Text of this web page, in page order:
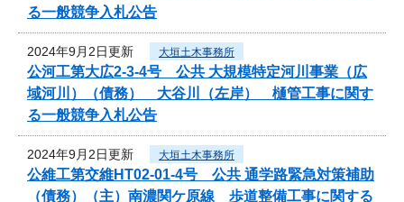
る一般競争入札公告
2024年9月2日更新 大垣土木事務所
公河工第大広2-3-4号 公共 大規模特定河川事業（広
域河川）（債務） 大谷川（左岸） 樋管工事に関す
る一般競争入札公告
2024年9月2日更新 大垣土木事務所
公維工第交維HT02-01-4号 公共 通学路緊急対策補助
（債務）（主）南濃関ケ原線 歩道整備工事に関する